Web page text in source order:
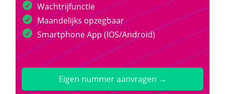
Wachtrijfunctie
Maandelijks opzegbaar
Smartphone App (IOS/Android)
Eigen nummer aanvragen →